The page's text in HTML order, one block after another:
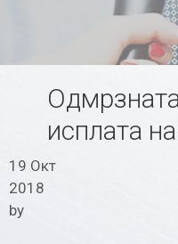
исплата
19 Окт
2018
by